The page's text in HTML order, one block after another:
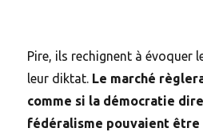
Pire, ils rechignent à évoquer
leur diktat. Le marché
comme si la démocratie
fédéralisme pouvaient être